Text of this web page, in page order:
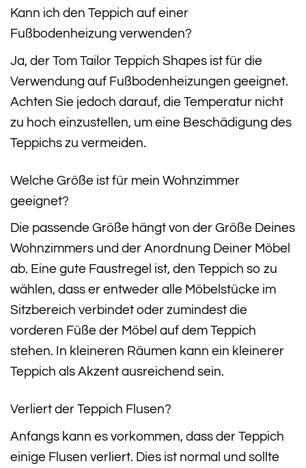
Kann ich den Teppich auf einer
Fußbodenheizung verwenden?
Ja, der Tom Tailor Teppich Shapes ist für die
Verwendung auf Fußbodenheizungen geeignet.
Achten Sie jedoch darauf, die Temperatur nicht
zu hoch einzustellen, um eine Beschädigung des
Teppichs zu vermeiden.
Welche Größe ist für mein Wohnzimmer
geeignet?
Die passende Größe hängt von der Größe Deines
Wohnzimmers und der Anordnung Deiner Möbel
ab. Eine gute Faustregel ist, den Teppich so zu
wählen, dass er entweder alle Möbelstücke im
Sitzbereich verbindet oder zumindest die
vorderen Füße der Möbel auf dem Teppich
stehen. In kleineren Räumen kann ein kleinerer
Teppich als Akzent ausreichend sein.
Verliert der Teppich Flusen?
Anfangs kann es vorkommen, dass der Teppich
einige Flusen verliert. Dies ist normal und sollte